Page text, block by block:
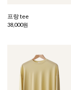
프랑 tee
38,000원